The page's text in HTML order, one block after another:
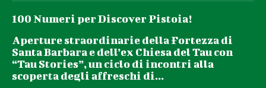
100 Numeri per Discover Pistoia!
Aperture straordinarie della Fortezza di
Santa Barbara e dell’ex Chiesa del Tau con
“Tau Stories”, un ciclo di incontri alla
scoperta degli affreschi di...